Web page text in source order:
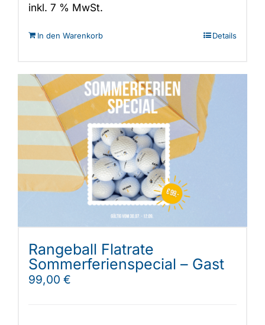
inkl. 7 % MwSt.
In den Warenkorb Details
Rangeball Flatrate
Sommerferienspecial – Gast
99,00 €